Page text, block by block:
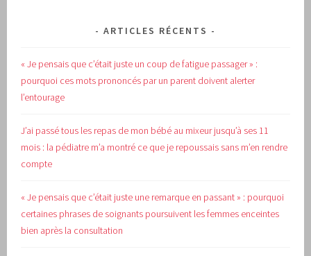
ARTICLES RÉCENTS
« Je pensais que c’était juste un coup de fatigue passager » :
pourquoi ces mots prononcés par un parent doivent alerter
l’entourage
J’ai passé tous les repas de mon bébé au mixeur jusqu’à ses 11
mois : la pédiatre m’a montré ce que je repoussais sans m’en rendre
compte
« Je pensais que c’était juste une remarque en passant » : pourquoi
certaines phrases de soignants poursuivent les femmes enceintes
bien après la consultation